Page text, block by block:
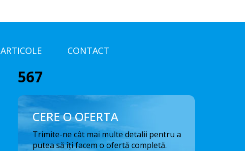
ARTICOLE CONTACT
567
CERE O OFERTA
Trimite-ne cât mai multe detalii pentru a
putea să îți facem o ofertă completă.